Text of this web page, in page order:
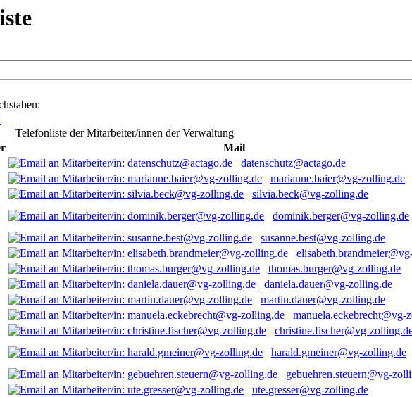
Telefonliste der Mitarbeiter/innen der Verwaltung
Mail
datenschutz@actago.de
marianne.baier@vg-zolling.de
silvia.beck@vg-zolling.de
dominik.berger@vg-zolling.de
susanne.best@vg-zolling.de
thomas.burger@vg-zolling.de
daniela.dauer@vg-zolling.de
martin.dauer@vg-zolling.de
manuela.eckebrecht@vg-
christine.fischer@vg-
harald.gmeiner@vg-zolling.de
gebuehren.steuern@vg-
ute.gresser@vg-zolling.de